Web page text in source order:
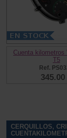
Cuenta kilometros
T5
Ref.
345.00
CERQUILLOS,